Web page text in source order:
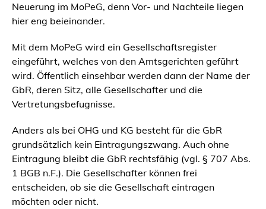
Neuerung im MoPeG, denn Vor- und Nachteile liegen
hier eng beieinander.
Mit dem MoPeG wird ein Gesellschaftsregister
eingeführt, welches von den Amtsgerichten geführt
wird. Öffentlich einsehbar werden dann der Name der
GbR, deren Sitz, alle Gesellschafter und die
Vertretungsbefugnisse.
Anders als bei OHG und KG besteht für die GbR
grundsätzlich kein Eintragungszwang. Auch ohne
Eintragung bleibt die GbR rechtsfähig (vgl. § 707 Abs.
1 BGB n.F.). Die Gesellschafter können frei
entscheiden, ob sie die Gesellschaft eintragen
möchten oder nicht.